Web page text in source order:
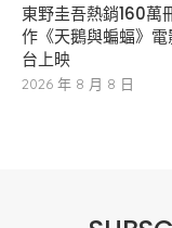
東野圭吾熱銷160萬
作《天鵝與蝙蝠》
台上映
2026 年 8 月 8 日